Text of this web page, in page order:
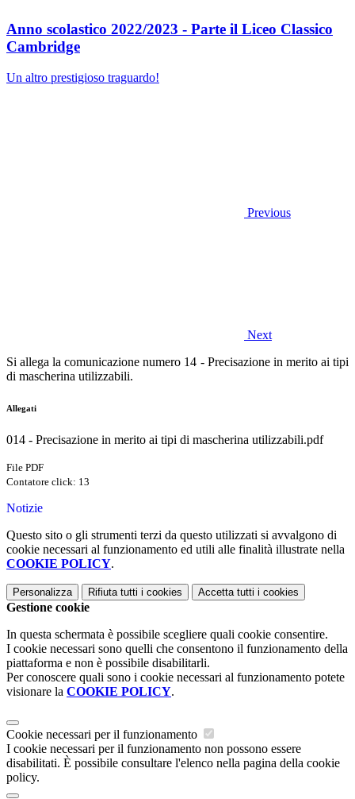
Anno scolastico 2022/2023 - Parte il Liceo Classico
Cambridge
Un altro prestigioso traguardo!
Previous
Next
Si allega la comunicazione numero 14 - Precisazione in merito ai tipi
di mascherina utilizzabili.
Allegati
014 - Precisazione in merito ai tipi di mascherina utilizzabili.pdf
File PDF
Contatore click: 13
Notizie
Questo sito o gli strumenti terzi da questo utilizzati si avvalgono di
cookie necessari al funzionamento ed utili alle finalità illustrate nella
COOKIE POLICY.
Personalizza Rifiuta tutti i cookies Accetta tutti i cookies
Gestione cookie
In questa schermata è possibile scegliere quali cookie consentire.
I cookie necessari sono quelli che consentono il funzionamento della
piattaforma e non è possibile disabilitarli.
Per conoscere quali sono i cookie necessari al funzionamento potete
visionare la COOKIE POLICY.
Cookie necessari per il funzionamento
I cookie necessari per il funzionamento non possono essere
disabilitati. È possibile consultare l'elenco nella pagina della cookie
policy.